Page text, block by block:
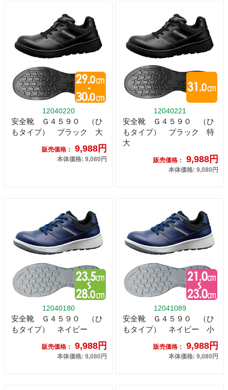
12040220
安全靴 Ｇ４５９０ （ひ
もタイプ） ブラック 大
販売価格： 9,988円
本体価格: 9,080円
12040221
安全靴 Ｇ４５９０ （ひ
もタイプ） ブラック 特
大
販売価格： 9,988円
本体価格: 9,080円
12040180
安全靴 Ｇ４５９０ （ひ
もタイプ） ネイビー
販売価格： 9,988円
本体価格: 9,080円
12041089
安全靴 Ｇ４５９０ （ひ
もタイプ） ネイビー 小
販売価格： 9,988円
本体価格: 9,080円